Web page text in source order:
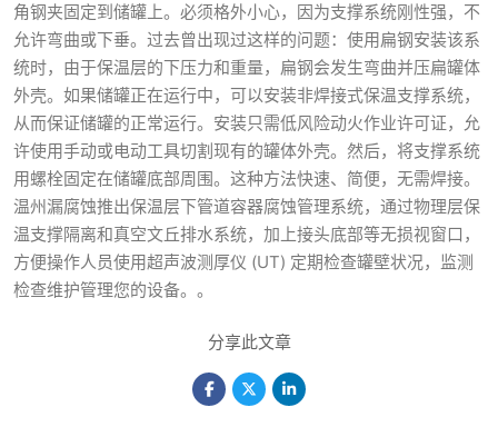
角钢夹固定到储罐上。必须格外小心，因为支撑系统刚性强，不
允许弯曲或下垂。过去曾出现过这样的问题：使用扁钢安装该系
统时，由于保温层的下压力和重量，扁钢会发生弯曲并压扁罐体
外壳。如果储罐正在运行中，可以安装非焊接式保温支撑系统，
从而保证储罐的正常运行。安装只需低风险动火作业许可证，允
许使用手动或电动工具切割现有的罐体外壳。然后，将支撑系统
用螺栓固定在储罐底部周围。这种方法快速、简便，无需焊接。
温州漏腐蚀推出保温层下管道容器腐蚀管理系统，通过物理层保
温支撑隔离和真空文丘排水系统，加上接头底部等无损视窗口，
方便操作人员使用超声波测厚仪 (UT) 定期检查罐壁状况，监测
检查维护管理您的设备。。
分享此文章